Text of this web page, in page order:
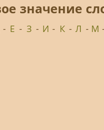
значение
- Е - З - И - К - Л - М -